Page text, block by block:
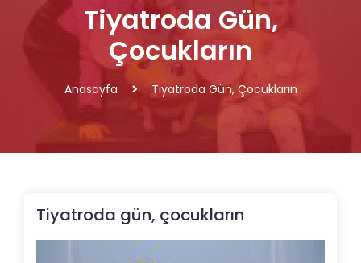
Tiyatroda Gün,
Çocukların
Anasayfa Tiyatroda Gün, Çocukların
Tiyatroda gün, çocukların